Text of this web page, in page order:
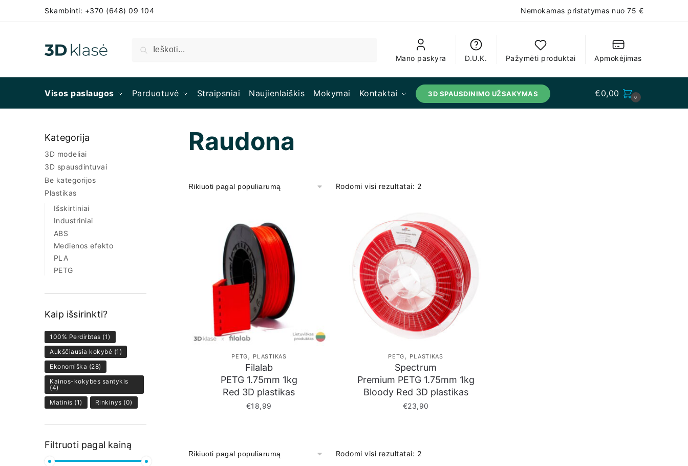
Skambinti: +370 (648) 09 104 Nemokamas pristatymas nuo 75 €
Ieškoti
Mano paskyra
D.U.K. Pažymėti produktai Apmokėjimas
Visos paslaugos Parduotuvė Straipsniai Naujienlaiškis Mokymai Kontaktai 3D SPAUSDINIMO UŽSAKYMAS €0,00 0
Raudona
Rodomi visi rezultatai: 2
PETG, PLASTIKAS
Filalab
PETG 1.75mm 1kg
Red 3D plastikas
€18,99
PETG, PLASTIKAS
Spectrum
Premium PETG 1.75mm 1kg
Bloody Red 3D plastikas
€23,90
Rodomi visi rezultatai: 2
Kategorija
3D modeliai
3D spausdintuvai
Be kategorijos
Plastikas
Išskirtiniai
Industriniai
ABS
Medienos efekto
PLA
PETG
Kaip išsirinkti?
100% Perdirbtas (1)
Aukščiausia kokybė (1)
Ekonomiška (28)
Kainos-kokybės santykis
(4)
Matinis (1) Rinkinys (0)
Filtruoti pagal kainą